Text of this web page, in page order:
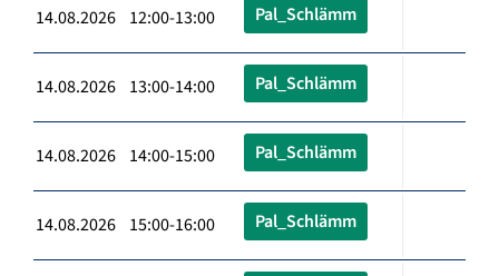
14.08.2026 12:00-13:00 Pal_Schlämm
14.08.2026 13:00-14:00 Pal_Schlämm
14.08.2026 14:00-15:00 Pal_Schlämm
14.08.2026 15:00-16:00 Pal_Schlämm